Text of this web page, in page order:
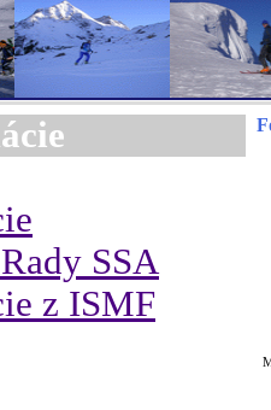
SSA
z ISMF